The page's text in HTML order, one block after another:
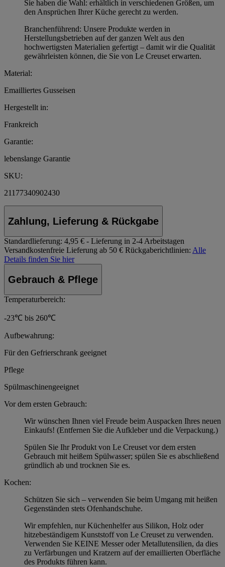
Sie haben die Wahl: erhältlich in verschiedenen Größen, um
den Ansprüchen Ihrer Küche gerecht zu werden.
Branchenführend: Unsere Produkte werden in
Herstellungsbetrieben auf der ganzen Welt aus den
hochwertigsten Materialien gefertigt – damit wir die Qualität
gewährleisten können, die Sie von Le Creuset erwarten.
Material:
Emailliertes Gusseisen
Hergestellt in:
Frankreich
Garantie:
lebenslange Garantie
SKU:
21177340902430
Zahlung, Lieferung & Rückgabe
Standardlieferung: 4,95 € - Lieferung in 2-4 Arbeitstagen
Versandkostenfreie Lieferung ab 50 € Rückgaberichtlinien: Alle
Details finden Sie hier
Gebrauch & Pflege
Temperaturbereich:
-23℃ bis 260℃
Aufbewahrung:
Für den Gefrierschrank geeignet
Pflege
Spülmaschinengeeignet
Vor dem ersten Gebrauch:
Wir wünschen Ihnen viel Freude beim Auspacken Ihres neuen
Einkaufs! (Entfernen Sie die Aufkleber und die Verpackung.)
Spülen Sie Ihr Produkt von Le Creuset vor dem ersten
Gebrauch mit heißem Spülwasser; spülen Sie es abschließend
gründlich ab und trocknen Sie es.
Kochen:
Schützen Sie sich – verwenden Sie beim Umgang mit heißen
Gegenständen stets Ofenhandschuhe.
Wir empfehlen, nur Küchenhelfer aus Silikon, Holz oder
hitzebeständigem Kunststoff von Le Creuset zu verwenden.
Verwenden Sie KEINE Messer oder Metallutensilien, da dies
zu Verfärbungen und Kratzern auf der emaillierten Oberfläche
des Produkts führen kann.